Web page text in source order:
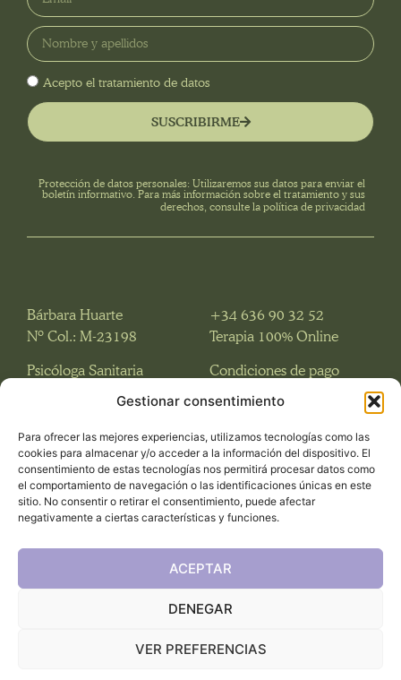
Gestionar consentimiento
Para ofrecer las mejores experiencias, utilizamos tecnologías como las
cookies para almacenar y/o acceder a la información del dispositivo. El
consentimiento de estas tecnologías nos permitirá procesar datos como
el comportamiento de navegación o las identificaciones únicas en este
sitio. No consentir o retirar el consentimiento, puede afectar
negativamente a ciertas características y funciones.
ACEPTAR
DENEGAR
VER PREFERENCIAS
Acepto el tratamiento de datos
SUSCRIBIRME
Protección de datos personales: Utilizaremos sus datos para enviar el
boletín informativo. Para más información sobre el tratamiento y sus
derechos, consulte la política de privacidad
Bárbara Huarte
Nº Col.: M-23198
Psicóloga Sanitaria
Ceo y Fundadora
+34 636 90 32 52
Terapia 100% Online
Condiciones de pago